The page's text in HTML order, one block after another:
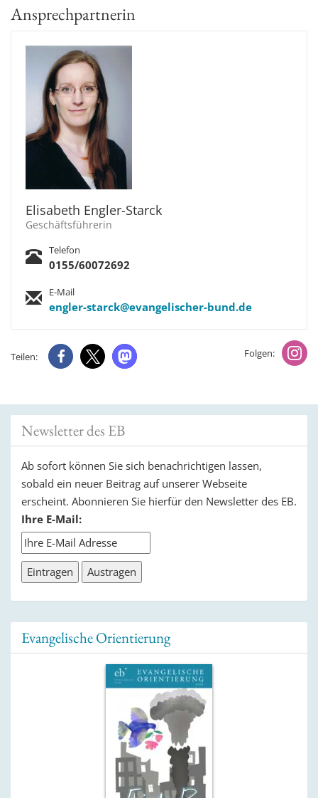
Ansprechpartnerin
Elisabeth Engler-Starck
Geschäftsführerin
Telefon
0155/60072692
E-Mail
engler-starck@evangelischer-bund.de
Teilen: Folgen:
Newsletter des EB
Ab sofort können Sie sich benachrichtigen lassen,
sobald ein neuer Beitrag auf unserer Webseite
erscheint. Abonnieren Sie hierfür den Newsletter des EB.
Ihre E-Mail:
Evangelische Orientierung